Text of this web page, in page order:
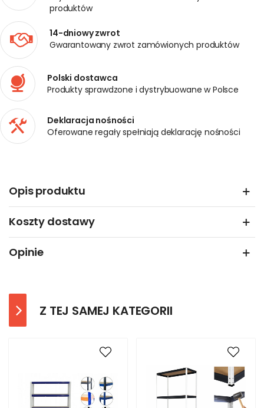
produktów
14-dniowy zwrot
Gwarantowany zwrot zamówionych produktów
Polski dostawca
Produkty sprawdzone i dystrybuowane w Polsce
Deklaracja nośności
Oferowane regały spełniają deklarację nośności
Opis produktu
Koszty dostawy
Opinie
Z TEJ SAMEJ KATEGORII